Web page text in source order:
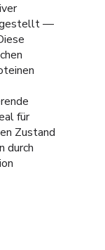
—
für
Zustand
durch